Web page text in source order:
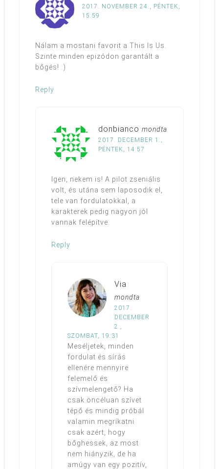
2017. NOVEMBER 24., PÉNTEK,
15:59
Nálam a mostani favorit a This Is Us.
Szinte minden epizódon garantált a
bőgés! :)
Reply
donbianco mondta
2017. DECEMBER 1.,
PÉNTEK, 14:57
Igen, nekem is! A pilot zseniális
volt, és utána sem laposodik el,
tele van fordulatokkal, a
karakterek pedig nagyon jól
vannak felépítve.
Reply
Via
mondta
2017.
DECEMBER
2.,
SZOMBAT, 19:31
Meséljetek, minden
fordulat és sírás
ellenére mennyire
felemelő és
szívmelengető? Ha
csak öncéluan szívet
tépő és mindig próbál
valamin megríkatni
csak azért, hogy
bőghessek, az most
nem hiányzik, de ha
amúgy van egy pozitív,